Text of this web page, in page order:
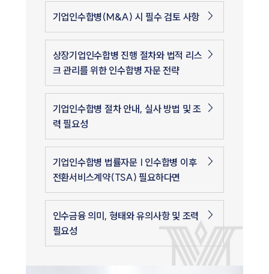
기업인수합병(M&A) 시 필수 검토 사항
상장기업인수합병 진행 절차와 법적 리스
크 관리를 위한 인수합병 자문 전략
기업인수합병 절차 안내, 실사 방법 및 조
력 필요성
기업인수합병 법률자문 | 인수합병 이후
전환서비스계약(TSA) 필요하다면
인수금융 의미, 형태와 유의사항 및 조력
필요성